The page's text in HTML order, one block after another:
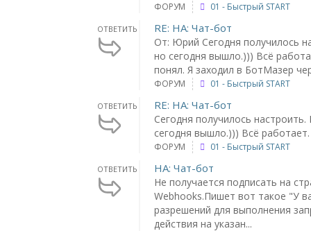
ФОРУМ 01 - Быстрый START
ОТВЕТИТЬ RE: НА: Чат-бот
От: Юрий Сегодня получилось
но сегодня вышло.))) Всё
понял. Я заходил в БотМазер
ФОРУМ 01 - Быстрый START
ОТВЕТИТЬ RE: НА: Чат-бот
Сегодня получилось
сегодня вышло.))) Всё работает.
ФОРУМ 01 - Быстрый START
ОТВЕТИТЬ НА: Чат-бот
Не получается подписать на
Webhooks.Пишет вот такое "У
разрешений для выполнения
действия на указан...